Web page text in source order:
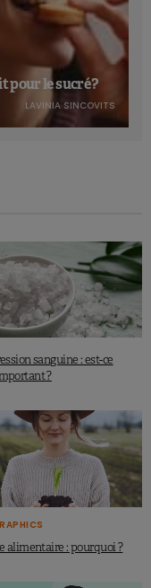
pour le sucré ?
LAVINIA SINCOVITS
sanguine : est-ce
?
alimentaire : pourquoi ?